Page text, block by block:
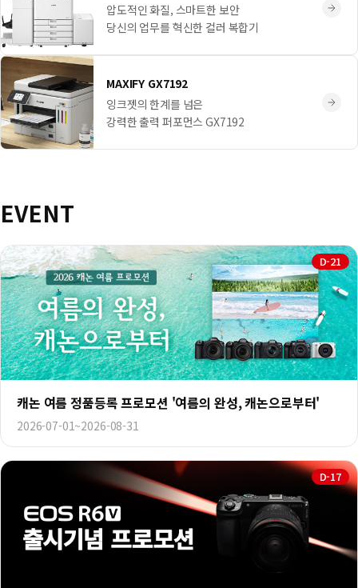
압도적인 화질, 스마트한 보안
당신의 업무를 혁신한 컬러 복합기
MAXIFY GX7192
잉크젯의 한계를 넘은
강력한 출력 퍼포먼스 GX7192
EVENT
D-21
캐논 여름 정품등록 프로모션 '여름의 완성, 캐논으로부터'
2026-07-01~2026-08-31
D-17